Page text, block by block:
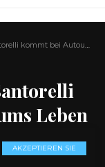
AKZEPTIEREN SIE
bei Autounfall ums Leben
Leben
6 MIN. LESEN